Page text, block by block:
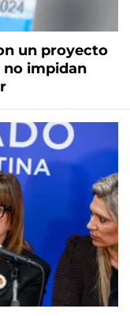
un proyecto
no impidan